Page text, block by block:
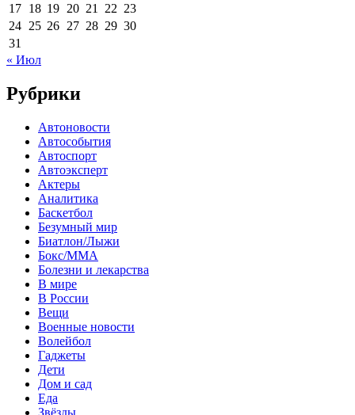
17 18 19 20 21 22 23
24 25 26 27 28 29 30
31
« Июл
Рубрики
Автоновости
Автособытия
Автоспорт
Автоэксперт
Актеры
Аналитика
Баскетбол
Безумный мир
Биатлон/Лыжи
Бокс/MMA
Болезни и лекарства
В мире
В России
Вещи
Военные новости
Волейбол
Гаджеты
Дети
Дом и сад
Еда
Звёзды